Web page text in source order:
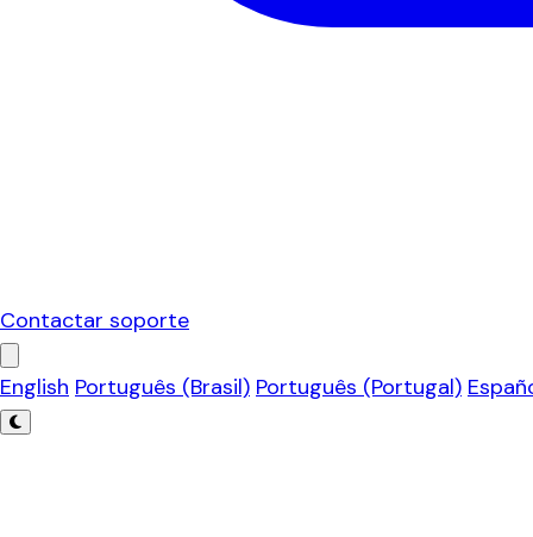
Contactar soporte
English Português (Brasil) Português (Portugal)